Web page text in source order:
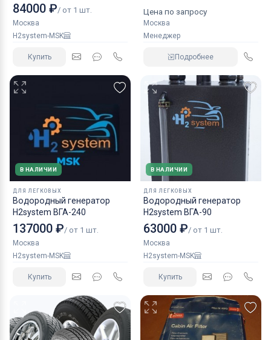
84000 ₽/ от 1 шт.
Москва
H2system-MSK
Купить
Цена по запросу
Москва
Менеджер
Подробнее
В НАЛИЧИИ
ДЛЯ ЛЕГКОВЫХ
Водородный генератор
H2system ВГА-240
137000 ₽/ от 1 шт.
Москва
H2system-MSK
Купить
В НАЛИЧИИ
ДЛЯ ЛЕГКОВЫХ
Водородный генератор
H2system ВГА-90
63000 ₽/ от 1 шт.
Москва
H2system-MSK
Купить